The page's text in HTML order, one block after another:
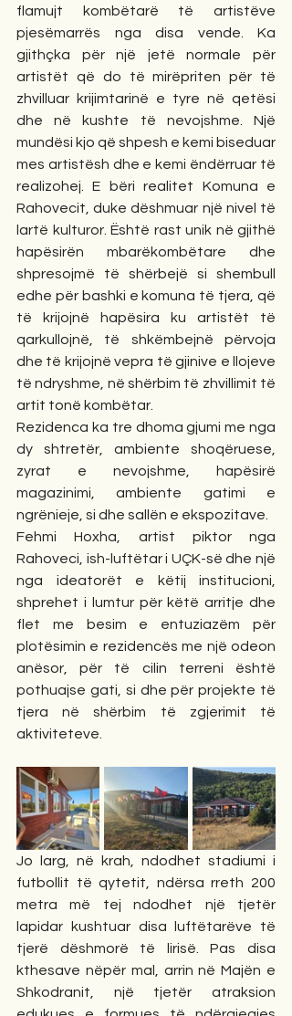
flamujt kombëtarë të artistëve
pjesëmarrës nga disa vende. Ka
gjithçka për një jetë normale për
artistët që do të mirëpriten për të
zhvilluar krijimtarinë e tyre në qetësi
dhe në kushte të nevojshme. Një
mundësi kjo që shpesh e kemi biseduar
mes artistësh dhe e kemi ëndërruar të
realizohej. E bëri realitet Komuna e
Rahovecit, duke dëshmuar një nivel të
lartë kulturor. Është rast unik në gjithë
hapësirën mbarëkombëtare dhe
shpresojmë të shërbejë si shembull
edhe për bashki e komuna të tjera, që
të krijojnë hapësira ku artistët të
qarkullojnë, të shkëmbejnë përvoja
dhe të krijojnë vepra të gjinive e llojeve
të ndryshme, në shërbim të zhvillimit të
artit tonë kombëtar.
Rezidenca ka tre dhoma gjumi me nga
dy shtretër, ambiente shoqëruese,
zyrat e nevojshme, hapësirë
magazinimi, ambiente gatimi e
ngrënieje, si dhe sallën e ekspozitave.
Fehmi Hoxha, artist piktor nga
Rahoveci, ish-luftëtar i UÇK-së dhe një
nga ideatorët e këtij institucioni,
shprehet i lumtur për këtë arritje dhe
flet me besim e entuziazëm për
plotësimin e rezidencës me një odeon
anësor, për të cilin terreni është
pothuajse gati, si dhe për projekte të
tjera në shërbim të zgjerimit të
aktiviteteve.
Jo larg, në krah, ndodhet stadiumi i
futbollit të qytetit, ndërsa rreth 200
metra më tej ndodhet një tjetër
lapidar kushtuar disa luftëtarëve të
tjerë dëshmorë të lirisë. Pas disa
kthesave nëpër mal, arrin në Majën e
Shkodranit, një tjetër atraksion